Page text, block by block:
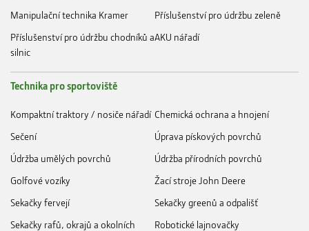
Manipulační technika Kramer
Příslušenství pro údržbu zeleně
Příslušenství pro údržbu chodníků a
silnic
AKU nářadí
Technika pro sportoviště
Kompaktní traktory / nosiče nářadí Chemická ochrana a hnojení
Sečení
Úprava pískových povrchů
Údržba umělých povrchů
Údržba přírodních povrchů
Golfové vozíky
Žací stroje John Deere
Sekačky fervejí
Sekačky greenů a odpališť
Sekačky rafů, okrajů a okolních
Robotické lajnovačky